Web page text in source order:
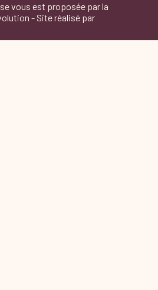
vous est proposée par la
- Site réalisé par